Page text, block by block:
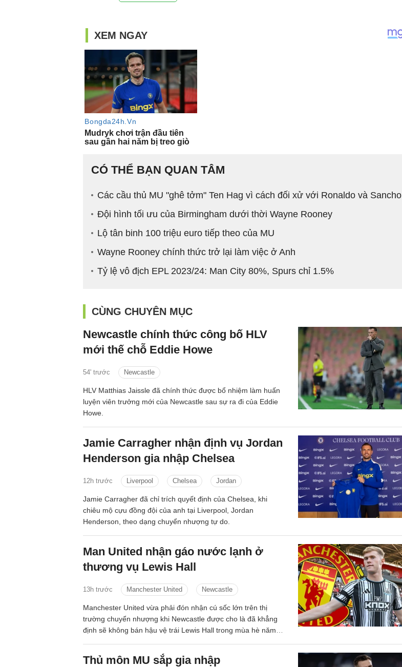
CÓ THỂ BẠN QUAN TÂM
Các cầu thủ MU "ghê tởm" Ten Hag vì cách đối xử với Ronaldo và Sancho
Đội hình tối ưu của Birmingham dưới thời Wayne Rooney
Lộ tân binh 100 triệu euro tiếp theo của MU
Wayne Rooney chính thức trở lại làm việc ở Anh
Tỷ lệ vô địch EPL 2023/24: Man City 80%, Spurs chỉ 1.5%
CÙNG CHUYÊN MỤC
Newcastle chính thức công bố HLV
mới thế chỗ Eddie Howe
54' trước Newcastle
HLV Matthias Jaissle đã chính thức được bổ nhiệm làm huấn
luyện viên trưởng mới của Newcastle sau sự ra đi của Eddie
Howe.
Jamie Carragher nhận định vụ Jordan
Henderson gia nhập Chelsea
12h trước Liverpool Chelsea Jordan
Jamie Carragher đã chỉ trích quyết định của Chelsea, khi
chiêu mộ cựu đồng đội của anh tại Liverpool, Jordan
Henderson, theo dạng chuyển nhượng tự do.
Man United nhận gáo nước lạnh ở
thương vụ Lewis Hall
13h trước Manchester United Newcastle
Manchester United vừa phải đón nhận cú sốc lớn trên thị
trường chuyển nhượng khi Newcastle được cho là đã khẳng
định sẽ không bán hậu vệ trái Lewis Hall trong mùa hè năm
Thủ môn MU sắp gia nhập